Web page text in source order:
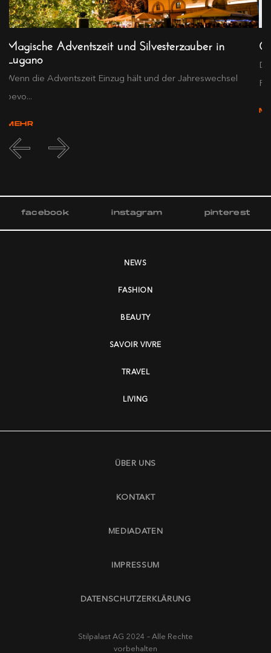
Magische Adventszeit und Silvesterzauber in
Lugano
Wenn die Adventszeit Einzug hält und der Jahreswechsel
bevo...
MEHR
facebook instagram pinterest
NEWS
FASHION
BEAUTY
SAVOIR VIVRE
TRAVEL
LIVING
ÜBER UNS
KONTAKT
MEDIADATEN
IMPRESSUM
DATENSCHUTZERKLÄRUNG
Stilpalast AG 2024 – Alle Rechte
vorbehalten